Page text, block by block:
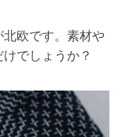
欧です。素材や
でしょうか？